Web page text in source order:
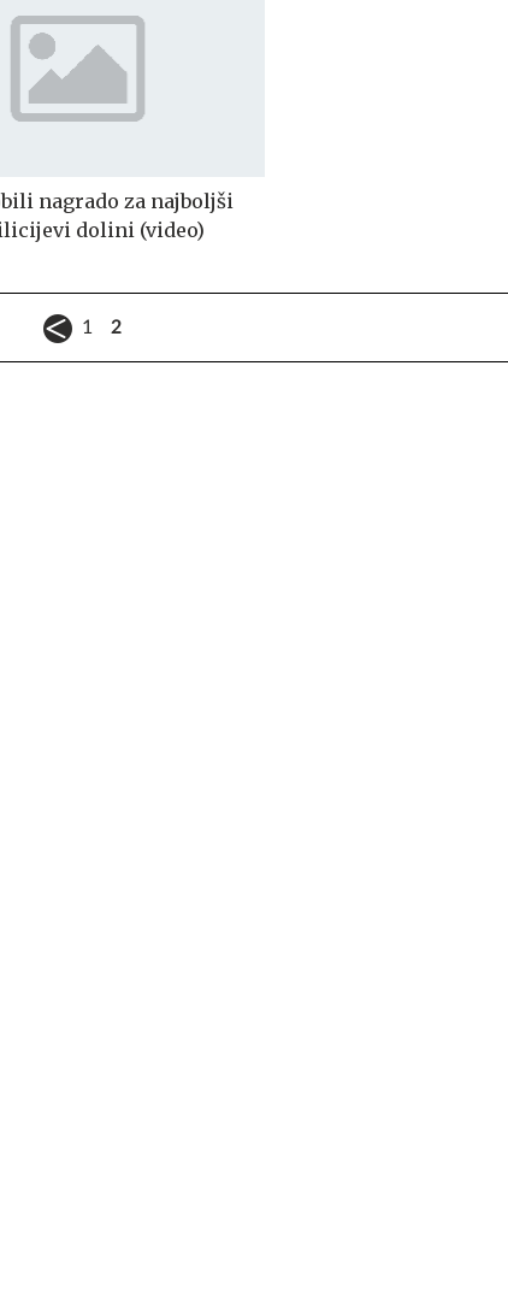
nagrado za najboljši
dolini (video)
1 2